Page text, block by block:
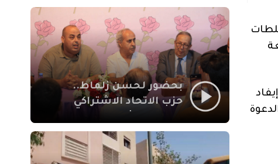
فاتح نونبر 2022، قررت السلطات
بمراكش
بحضور لحسن زلماط..
حزب الاتحاد الاشتراكي
مقراً بمقاطعة سيدي
يوسف بن علي مراكش